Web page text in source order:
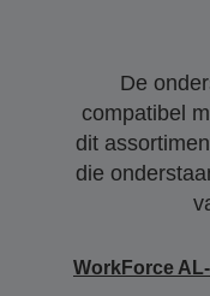
De
compatibel
dit
die
WorkForce